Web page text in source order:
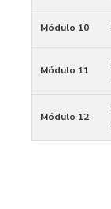
Módulo 10
Módulo 11
Módulo 12